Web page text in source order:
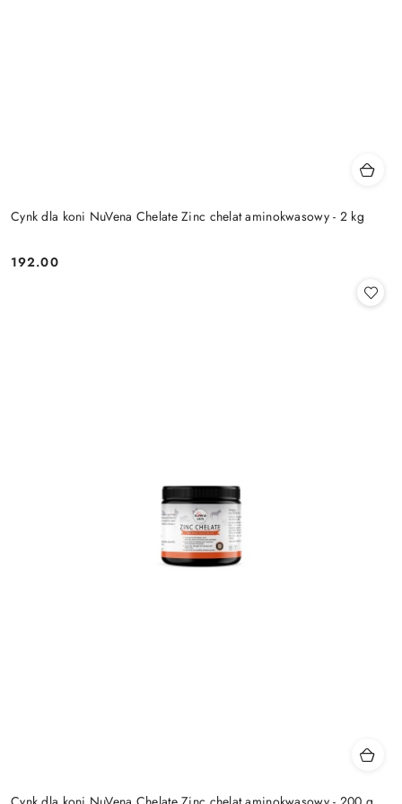
Cynk dla koni NuVena Chelate Zinc chelat aminokwasowy - 2 kg
Cena:
192.00